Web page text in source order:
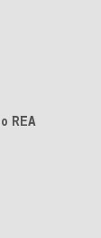
REA